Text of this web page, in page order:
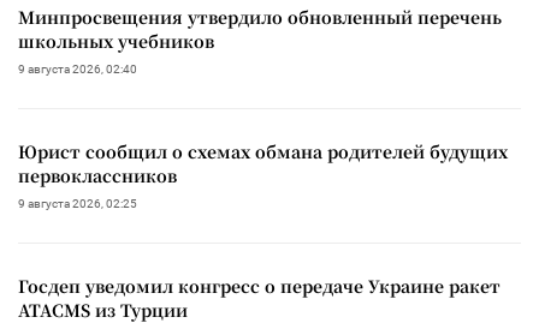
Минпросвещения утвердило обновленный перечень
школьных учебников
9 августа 2026, 02:40
Юрист сообщил о схемах обмана родителей будущих
первоклассников
9 августа 2026, 02:25
Госдеп уведомил конгресс о передаче Украине ракет
ATACMS из Турции